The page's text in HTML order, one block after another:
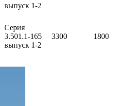
выпуск 1-2
Серия
3.501.1-165
выпуск 1-2
3300 1800